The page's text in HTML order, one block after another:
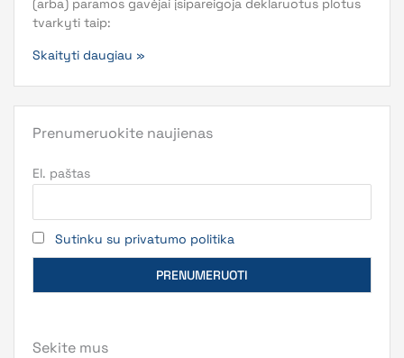
(arba) paramos gavėjai įsipareigoja deklaruotus plotus
tvarkyti taip:
Skaityti daugiau »
Prenumeruokite naujienas
El. paštas
Sutinku su privatumo politika
Sekite mus